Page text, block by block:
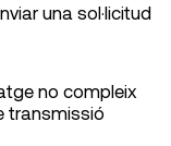
una sol·licitud
no compleix
transmissió